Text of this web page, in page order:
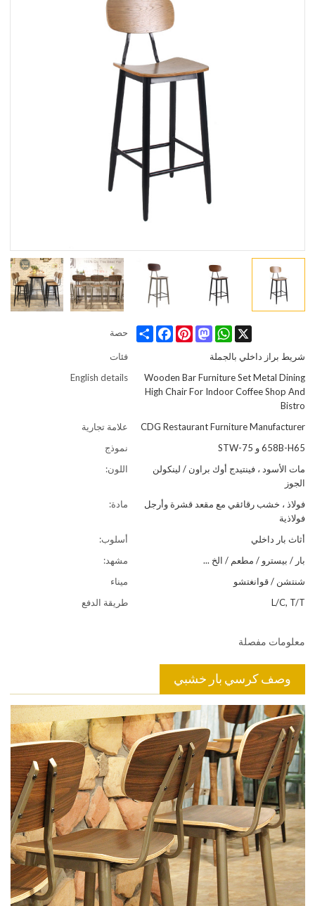
حصة Share
FacebookPinterest
Mastodon
WhatsApp X
فئات
شريط براز داخلي بالجملة
English details
Wooden Bar Furniture Set Metal Dining
High Chair For Indoor Coffee Shop And
Bistro
علامة تجارية
CDG Restaurant Furniture Manufacturer
نموذج
658B-H65 و 75-STW
اللون:
مات الأسود ، فينتيدج أوك براون / لينكولن
الجوز
مادة:
فولاذ ، خشب رقائقي مع مقعد قشرة وأرجل
فولاذية
أسلوب:
أثاث بار داخلي
مشهد:
بار / بيسترو / مطعم / الخ ...
ميناء
شنتشن / قوانغتشو
طريقة الدفع
L/C, T/T
معلومات مفصلة
وصف كرسي بار خشبي